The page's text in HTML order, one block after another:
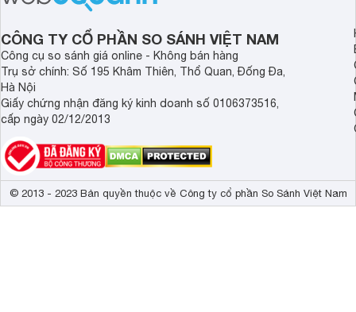
Điếu L 22mm Asaki AK-7567 được sản xuất từ chất liệu
chịu được lực tốt và nhu cầu dùng để tháo lắp các loại
thiết bị công nghiệp một cách nhanh chóng hơn nhưng
Phần thân cầm có độ nhám vừa phải giúp hạn chế trơn
bộ dụng cụ sửa chữa của người thợ, hoặc sử dụng trong
nhưng lại đảm bảo chất lượng bền lâu, đúng với mục tiêu
dùng mua và sử dụng.
CÔNG TY CỔ PHẦN SO SÁNH VIỆT NAM
Công cụ so sánh giá online - Không bán hàng
Trụ sở chính: Số 195 Khâm Thiên, Thổ Quan, Đống Đa,
Hà Nội
Giấy chứng nhận đăng ký kinh doanh số 0106373516,
cấp ngày 02/12/2013
© 2013 - 2023 Bản quyền thuộc về Công ty cổ phần So Sánh Việt Nam